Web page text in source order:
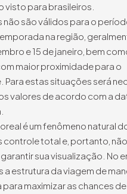
visto para brasileiros.
não são válidos para o
na região,
e 15 de janeiro, bem
maior proximidade para o
Para estas situações será
valores de acordo com a
é um fenômeno natural
controle total e, portanto, não
sua visualização. No
a estrutura da viagem de
maximizar as chances de